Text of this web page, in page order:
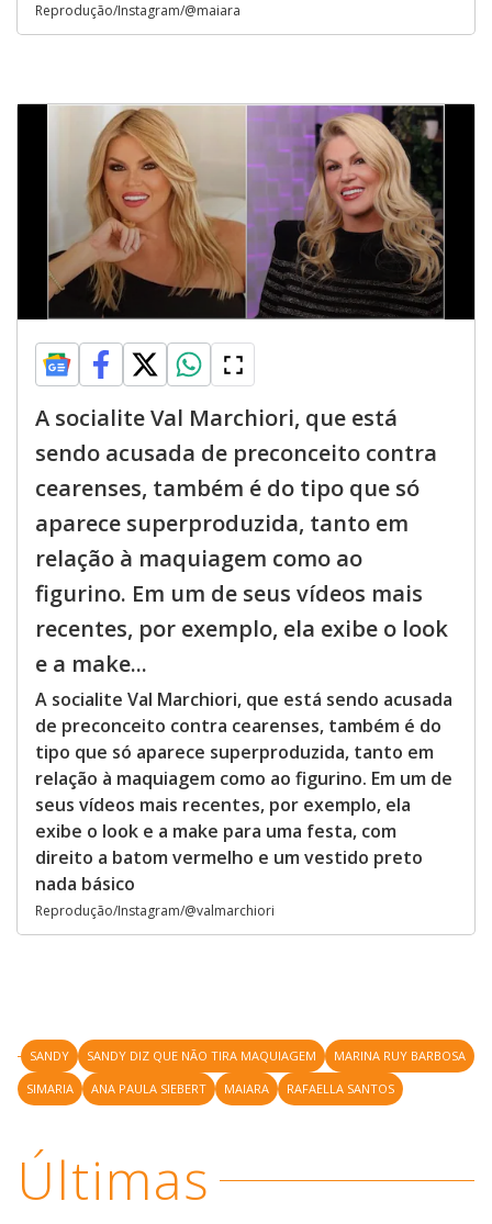
Reprodução/Instagram/@maiara
A socialite Val Marchiori, que está
sendo acusada de preconceito contra
cearenses, também é do tipo que só
aparece superproduzida, tanto em
relação à maquiagem como ao
figurino. Em um de seus vídeos mais
recentes, por exemplo, ela exibe o look
e a make...
A socialite Val Marchiori, que está sendo acusada
de preconceito contra cearenses, também é do
tipo que só aparece superproduzida, tanto em
relação à maquiagem como ao figurino. Em um de
seus vídeos mais recentes, por exemplo, ela
exibe o look e a make para uma festa, com
direito a batom vermelho e um vestido preto
nada básico
Reprodução/Instagram/@valmarchiori
SANDY SANDY DIZ QUE NÃO TIRA MAQUIAGEM
MARINA RUY BARBOSA
SIMARIA
ANA PAULA SIEBERT MAIARA RAFAELLA SANTOS
Últimas